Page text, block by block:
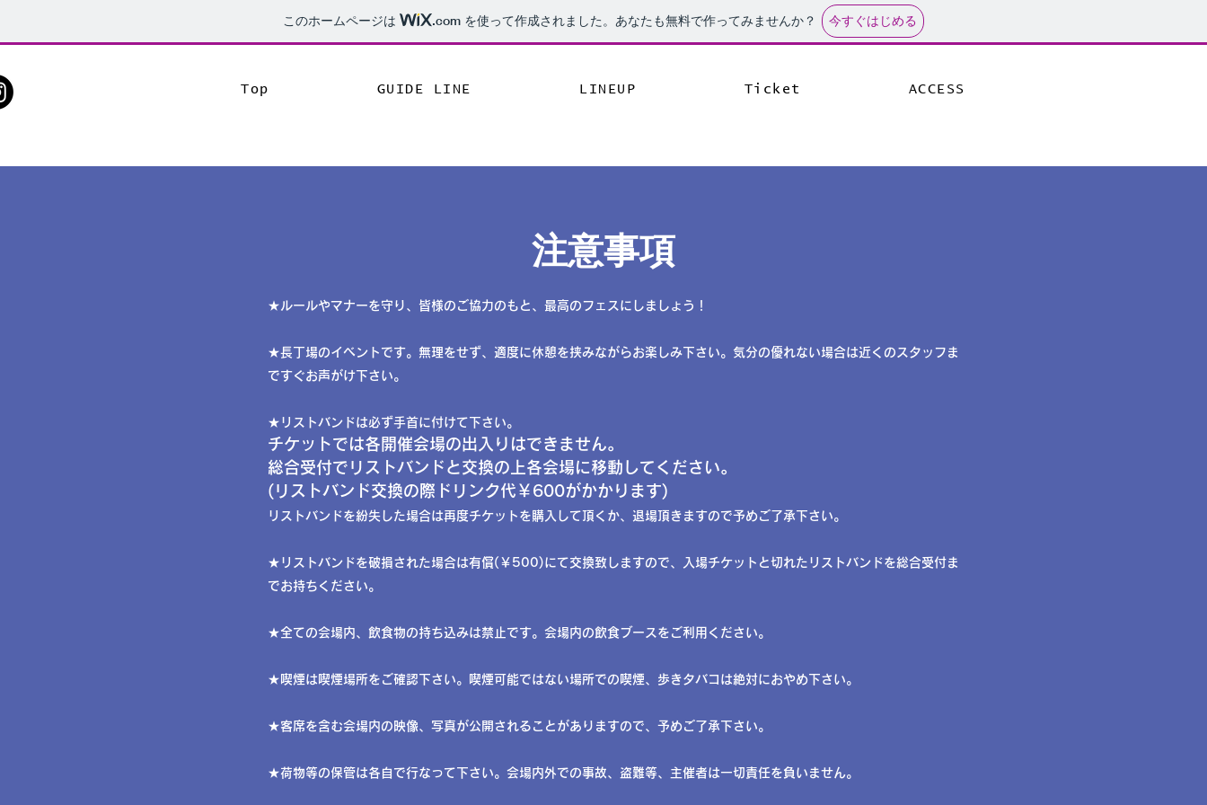
このホームページは .com を使って作成されました。あなたも無料で作ってみませんか？ 今すぐはじめる
Top GUIDE LINE LINEUP Ticket ACCESS
​注意事項
★ルールやマナーを守り、皆様のご協力のもと、最高のフェスにしましょう！
​★長丁場のイベントです。無理をせず、適度に休憩を挟みながらお楽しみ下さい。気分の優れない場合は近くのスタッフま
ですぐお声がけ下さい。
​★リストバンドは必ず手首に付けて下さい。
チケットでは各開催会場の出入りはできません。
総合受付でリストバンドと交換の上各会場に移動してください。
(リストバンド交換の際ドリンク代￥600がかかります)
リストバンドを紛失した場合は再度チケットを購入して頂くか、退場頂きますので予めご了承下さい。
★リストバンドを破損された場合は有償(￥500)にて交換致しますので、入場チケットと切れたリストバンドを総合受付ま
でお持ちください。
​​★全ての会場内、飲食物の持ち込みは禁止です。会場内の飲食ブースをご利用ください。
​​★喫煙は喫煙場所をご確認下さい。喫煙可能ではない場所での喫煙、歩きタバコは絶対におやめ下さい。​​
​​★客席を含む会場内の映像、写真が公開されることがありますので、予めご了承下さい。
​​★荷物等の保管は各自で行なって下さい。会場内外での事故、盗難等、主催者は一切責任を負いません。